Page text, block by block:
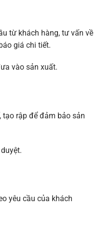
từ khách hàng, tư vấn về
giá chi tiết.
vào sản xuất.
rập để đảm bảo sản
yêu cầu của khách